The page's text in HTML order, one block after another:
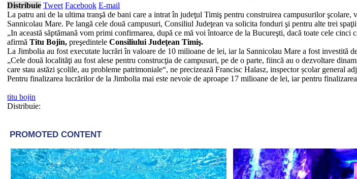
Distribuie Tweet Facebook E-mail
La patru ani de la ultima tranşă de bani care a intrat în judeţul Timiş pentru construirea campusurilor
Sannicolau Mare. Pe langă cele două campusuri, Consiliul Judeţean va solicita fonduri şi pentru alte trei
„In această săptămană vom primi confirmarea, după ce mă voi întoarce de la Bucureşti, dacă toate cele
afirmă Titu Bojin, preşedintele Consiliului Judeţean Timiş.
La Jimbolia au fost executate lucrări în valoare de 10 milioane de lei, iar la Sannicolau Mare a fost investită
„Cele două localităţi au fost alese pentru construcţia de campusuri, pe de o parte, fiincă au o dezvoltare
care stau astăzi şcolile, au probleme patrimoniale“, ne precizează Francisc Halasz, inspector școlar general
Pentru finalizarea lucrărilor de la Jimbolia mai este nevoie de aproape 17 milioane de lei, iar pentru
titu bojin
Distribuie: